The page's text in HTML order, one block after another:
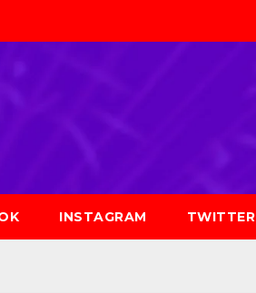
INSTAGRAM TWITTER